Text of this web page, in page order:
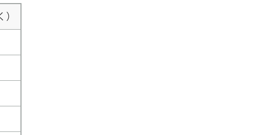
）